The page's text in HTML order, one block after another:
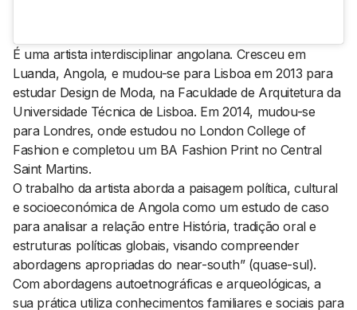
É uma artista interdisciplinar angolana. Cresceu em
Luanda, Angola, e mudou-se para Lisboa em 2013 para
estudar Design de Moda, na Faculdade de Arquitetura da
Universidade Técnica de Lisboa. Em 2014, mudou-se
para Londres, onde estudou no London College of
Fashion e completou um BA Fashion Print no Central
Saint Martins.
O trabalho da artista aborda a paisagem política, cultural
e socioeconómica de Angola como um estudo de caso
para analisar a relação entre História, tradição oral e
estruturas políticas globais, visando compreender
abordagens apropriadas do near-south” (quase-sul).
Com abordagens autoetnográficas e arqueológicas, a
sua prática utiliza conhecimentos familiares e sociais para